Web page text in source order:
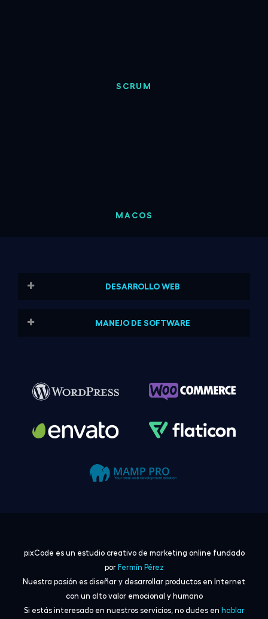
SCRUM
MACOS
DESARROLLO WEB
WCAG / UNE-EN 301 549:2022
jQuery
MANEJO DE SOFTWARE
Illustrator
Figma
pixCode es un estudio creativo de marketing online fundado
por Fermín Pérez
Nuestra pasión es diseñar y desarrollar productos en Internet
con un alto valor emocional y humano
Si estás interesado en nuestros servicios, no dudes en hablar